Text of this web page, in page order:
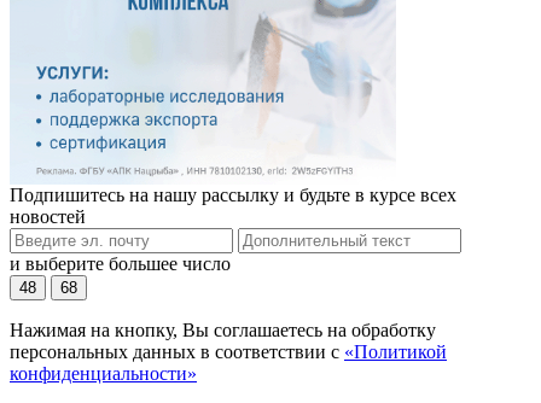
Подпишитесь на нашу рассылку и будьте в курсе всех
новостей
и выберите большее число
48 68
Нажимая на кнопку, Вы соглашаетесь на обработку
персональных данных в соответствии с «Политикой
конфиденциальности»